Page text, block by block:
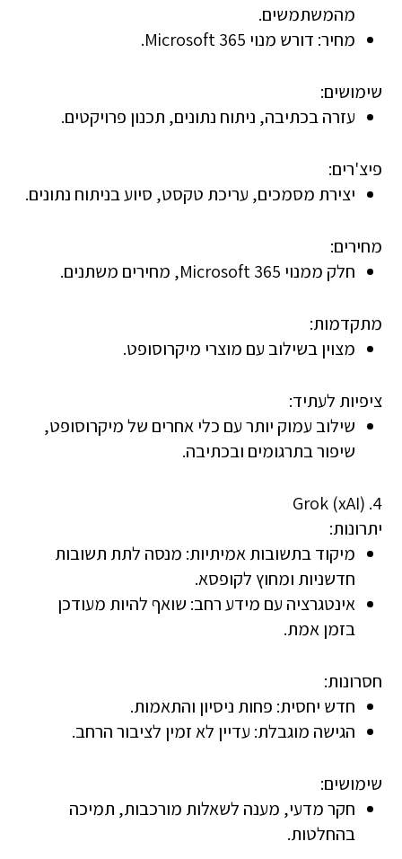
מהמשתמשים.
מחיר: דורש מנוי Microsoft 365.
שימושים:
עזרה בכתיבה, ניתוח נתונים, תכנון פרויקטים.
פיצ'רים:
יצירת מסמכים, עריכת טקסט, סיוע בניתוח נתונים.
מחירים:
חלק ממנוי Microsoft 365, מחירים משתנים.
מתקדמות:
מצוין בשילוב עם מוצרי מיקרוסופט.
ציפיות לעתיד:
שילוב עמוק יותר עם כלי אחרים של מיקרוסופט,
שיפור בתרגומים ובכתיבה.
4. Grok (xAI)
יתרונות:
מיקוד בתשובות אמיתיות: מנסה לתת תשובות
חדשניות ומחוץ לקופסא.
אינטגרציה עם מידע רחב: שואף להיות מעודכן
בזמן אמת.
חסרונות:
חדש יחסית: פחות ניסיון והתאמות.
הגישה מוגבלת: עדיין לא זמין לציבור הרחב.
שימושים:
חקר מדעי, מענה לשאלות מורכבות, תמיכה
בהחלטות.